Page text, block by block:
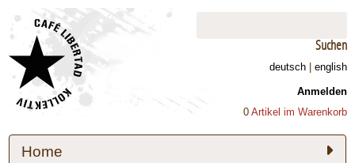
Suchen
deutsch english
Anmelden
0 Artikel im Warenkorb
Home